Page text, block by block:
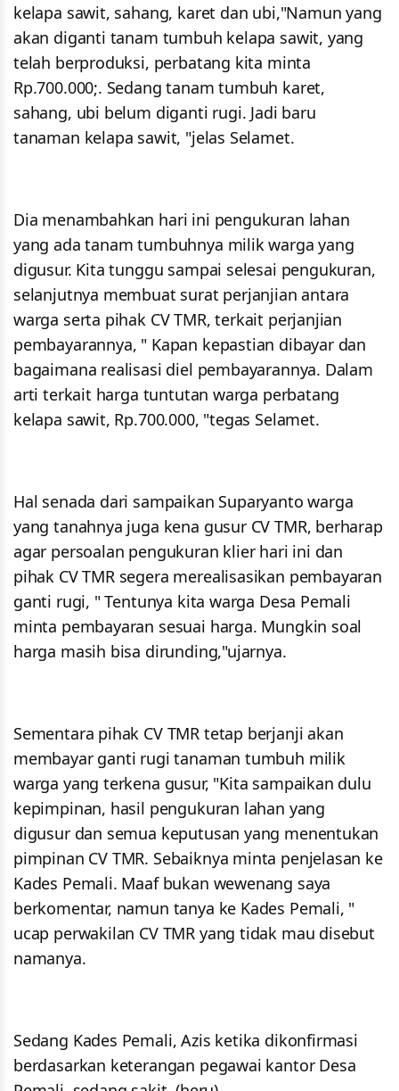
kelapa sawit, sahang, karet dan ubi,"Namun yang
akan diganti tanam tumbuh kelapa sawit, yang
telah berproduksi, perbatang kita minta
Rp.700.000;. Sedang tanam tumbuh karet,
sahang, ubi belum diganti rugi. Jadi baru
tanaman kelapa sawit, "jelas Selamet.
Dia menambahkan hari ini pengukuran lahan
yang ada tanam tumbuhnya milik warga yang
digusur. Kita tunggu sampai selesai pengukuran,
selanjutnya membuat surat perjanjian antara
warga serta pihak CV TMR, terkait perjanjian
pembayarannya, " Kapan kepastian dibayar dan
bagaimana realisasi diel pembayarannya. Dalam
arti terkait harga tuntutan warga perbatang
kelapa sawit, Rp.700.000, "tegas Selamet.
Hal senada dari sampaikan Suparyanto warga
yang tanahnya juga kena gusur CV TMR, berharap
agar persoalan pengukuran klier hari ini dan
pihak CV TMR segera merealisasikan pembayaran
ganti rugi, " Tentunya kita warga Desa Pemali
minta pembayaran sesuai harga. Mungkin soal
harga masih bisa dirunding,"ujarnya.
Sementara pihak CV TMR tetap berjanji akan
membayar ganti rugi tanaman tumbuh milik
warga yang terkena gusur, "Kita sampaikan dulu
kepimpinan, hasil pengukuran lahan yang
digusur dan semua keputusan yang menentukan
pimpinan CV TMR. Sebaiknya minta penjelasan ke
Kades Pemali. Maaf bukan wewenang saya
berkomentar, namun tanya ke Kades Pemali, "
ucap perwakilan CV TMR yang tidak mau disebut
namanya.
Sedang Kades Pemali, Azis ketika dikonfirmasi
berdasarkan keterangan pegawai kantor Desa